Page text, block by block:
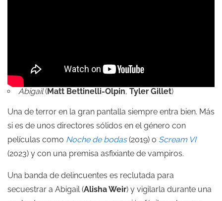
Abigail(Matt Bettinelli-Olpin, Tyler Gillet)
Una de terror en la gran pantalla siempre entra bien. Más
si es de unos directores sólidos en el género con
películas como Noche de bodas (2019) o Scream VI
(2023) y con una premisa asfixiante de vampiros.
Una banda de delincuentes es reclutada para
secuestrar a Abigail (Alisha Weir) y vigilarla durante una